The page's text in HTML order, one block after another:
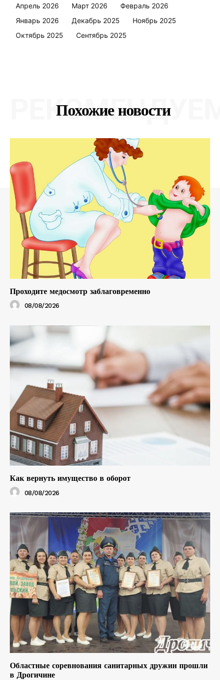
Апрель 2026 Март 2026
Февраль 2026
Январь 2026
Декабрь 2025
Ноябрь 2025
Октябрь 2025
Сентябрь 2025
Похожие новости
Проходите медосмотр заблаговременно
08/08/2026
Как вернуть имущество в оборот
08/08/2026
Областные соревнования санитарных дружин прошли
в Дрогичине